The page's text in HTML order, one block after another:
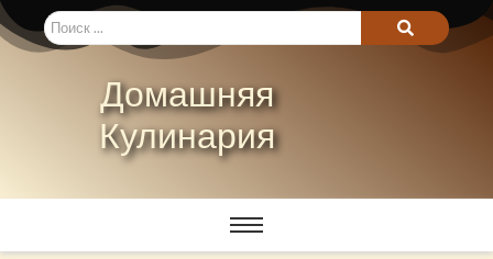
Домашняя
Кулинария